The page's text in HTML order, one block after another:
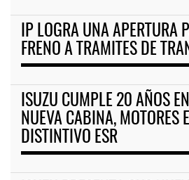
IP LOGRA UNA APERTURA
FRENO A TRAMITES DE
ISUZU CUMPLE 20 AÑOS
NUEVA CABINA, MOTORES
DISTINTIVO ESR